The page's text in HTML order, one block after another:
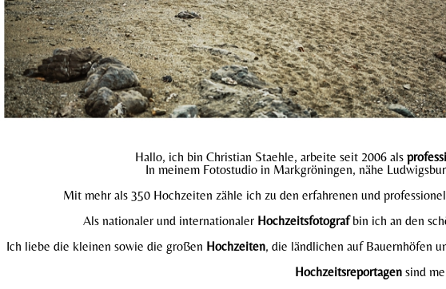
Hallo, ich bin Christian Staehle, arbeite seit 2006 als
In meinem Fotostudio in Markgröningen, nähe
Mit mehr als 350 Hochzeiten zähle ich zu den erfahrenen und
Als nationaler und internationaler Hochzeitsfotografbin ich an den
Ich liebe die kleinen sowie die großen Hochzeiten, die ländlichen auf Bauernhöfen
Hochzeitsreportagen sind